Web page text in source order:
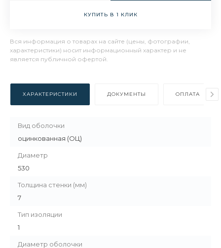
КУПИТЬ В 1 КЛИК
Вся информация о товарах на сайте (цены, фотографии,
характеристики) носит информационный характер и не
является публичной офертой.
ХАРАКТЕРИСТИКИ ДОКУМЕНТЫ ОПЛАТА
Вид оболочки
оцинкованная (ОЦ)
Диаметр
530
Толщина стенки (мм)
7
Тип изоляции
1
Диаметр оболочки